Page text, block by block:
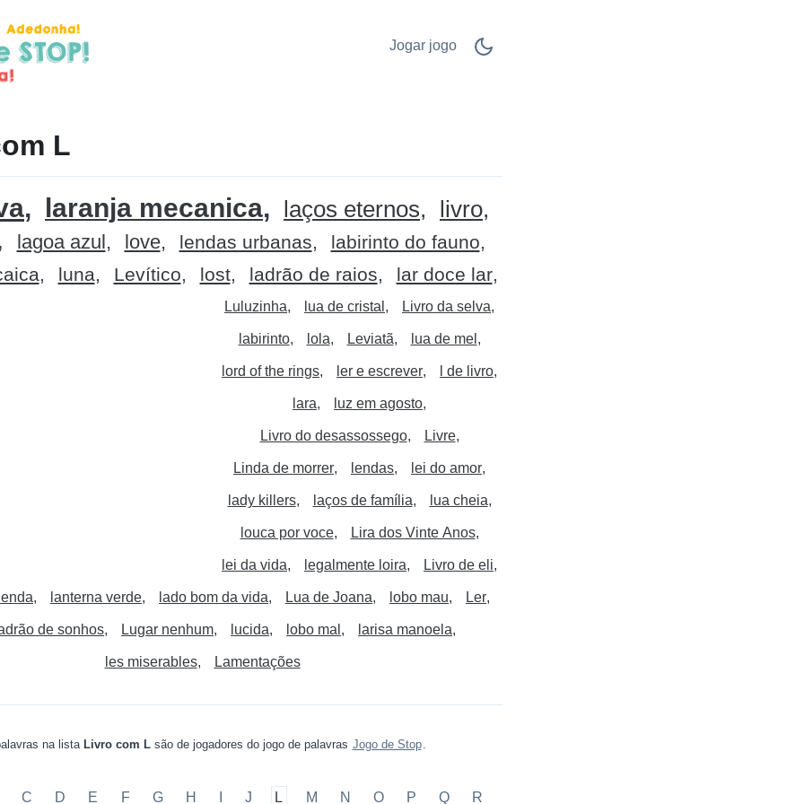
Jogar jogo
L
laranja mecanica laços eternos livro
lagoa azul love lendas urbanas
labirinto do fauno
luna Levítico lost ladrão de raios lar doce lar
Luluzinha lua de cristal Livro da selva
labirinto lola Leviatã lua de mel
lord of the rings ler e escrever l de livro
lara luz em agosto
Livro do desassossego Livre
Linda de morrer lendas lei do amor
lady killers laços de família lua cheia
louca por voce Lira dos Vinte Anos
lei da vida legalmente loira Livro de eli
lenda lanterna verde lado bom da vida Lua de Joana lobo mau Ler
de sonhos Lugar nenhum lucida lobo mal larisa manoela
les miserables Lamentações
na lista Livro com Lsão de jogadores do jogo de palavras Jogo de Stop.
C D E F G H J L M N O P Q R